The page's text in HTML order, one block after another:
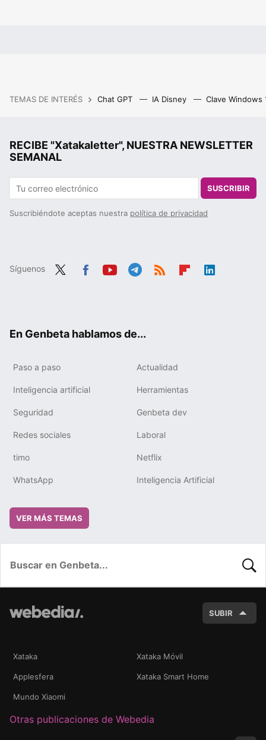
TEMAS DE INTERÉS Chat GPT IA Disney Clave Windows
RECIBE "Xatakaletter", NUESTRA NEWSLETTER
SEMANAL
SUSCRIBIR
Suscribiéndote aceptas nuestra política de privacidad
Síguenos
En Genbeta hablamos de...
Paso a paso Actualidad
Inteligencia artificial Herramientas
Seguridad Genbeta dev
Redes sociales Laboral
timo Netflix
WhatsApp Inteligencia Artificial
VER MÁS TEMAS
SUBIR
Xataka Xataka Móvil
Applesfera Xataka Smart Home
Mundo Xiaomi
Otras publicaciones de Webedia